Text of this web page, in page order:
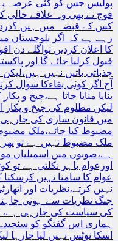
پولیس جس کو کئی عرصہ
فوج نے بھی وہ علاقے خالی
کس کے قبضہ میں ہیں
رہے ہے کہ اگر بلوچستان
کا اعلان کردیں تواگلے دن
قبول کرلیا جائے گا اور
جذباتی باتیں نہیں
آج اگر کوئی بقاءکا سوال
بنایا منایا جاتا ہے،چیخ و
لیکن مظلوم کی چیخ و پکار
میں قانون سازی کی جارہی
مضبوط کیا جائے،ملک مضبوط
ملک مضبوط نہیں ہے تو پھر
ہے،صوبوں میں اسمبلیاں
اورعوام باہر نکلتی ہے تو
عوام کا سامنا نہیں کرسکتا
نہیں کرتے،نظریات اور
جنگ نظریات سے ہونی
کی سیاست کی جارہی ہے،
ہماری اس گفتگو کو
اسکا نوٹس نہیں لیا جارہا